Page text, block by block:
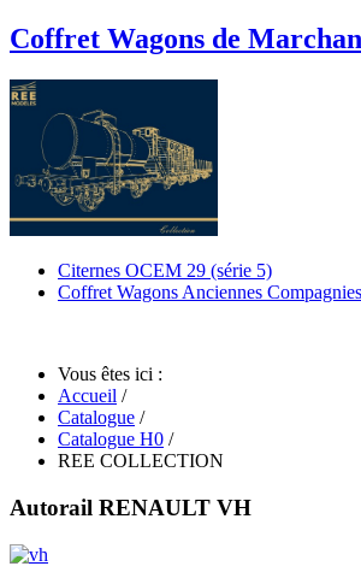
Coffret Wagons de
Citernes OCEM 29 (série 5)
Coffret Wagons Anciennes Compagnies
Vous êtes ici :
Accueil /
Catalogue /
Catalogue H0 /
REE COLLECTION
Autorail RENAULT VH